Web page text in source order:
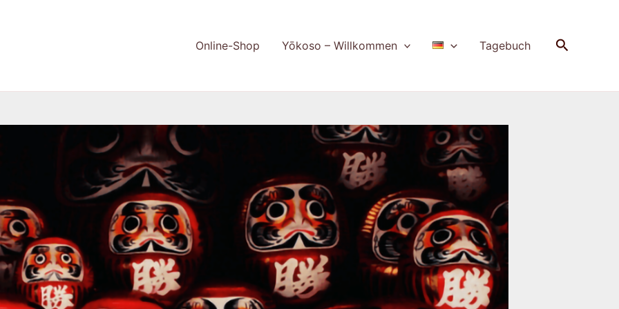
Online-Shop Yōkoso – Willkommen Tagebuch Suchen